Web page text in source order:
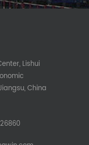
Lishui
China